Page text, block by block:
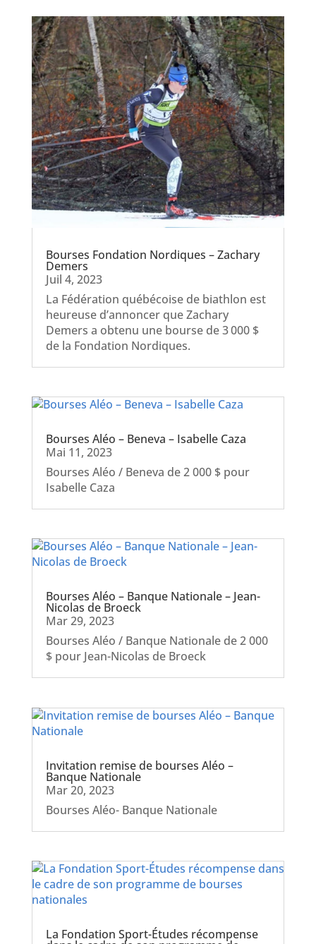
Bourses Fondation Nordiques – Zachary
Demers
Juil 4, 2023
La Fédération québécoise de biathlon est
heureuse d’annoncer que Zachary
Demers a obtenu une bourse de 3 000 $
de la Fondation Nordiques.
Bourses Aléo – Beneva – Isabelle Caza
Mai 11, 2023
Bourses Aléo / Beneva de 2 000 $ pour
Isabelle Caza
Bourses Aléo – Banque Nationale – Jean-
Nicolas de Broeck
Mar 29, 2023
Bourses Aléo / Banque Nationale de 2 000
$ pour Jean-Nicolas de Broeck
Invitation remise de bourses Aléo –
Banque Nationale
Mar 20, 2023
Bourses Aléo- Banque Nationale
La Fondation Sport-Études récompense